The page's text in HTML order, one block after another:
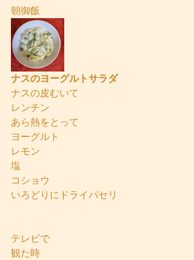
朝御飯
ナスのヨーグルトサラダ
ナスの皮むいて
レンチン
あら熱をとって
ヨーグルト
レモン
塩
コショウ
いろどりにドライパセリ
テレビで
観た時